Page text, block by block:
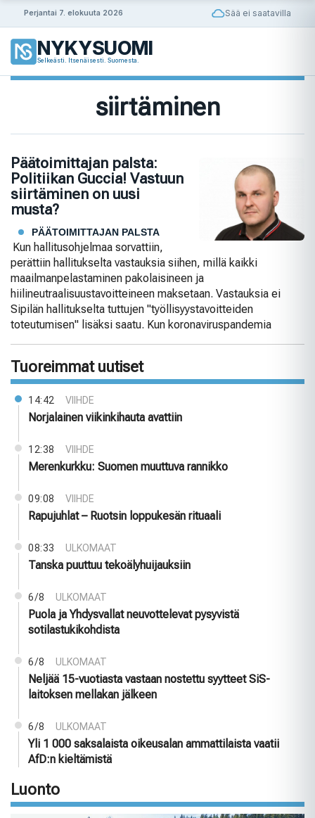
Perjantai 7. elokuuta 2026 Sää ei saatavilla
NYKYSUOMI
Selkeästi. Itsenäisesti. Suomesta.
siirtäminen
Päätoimittajan palsta:
Politiikan Guccia! Vastuun
siirtäminen on uusi
musta?
PÄÄTOIMITTAJAN PALSTA
Kun hallitusohjelmaa sorvattiin,
perättiin hallitukselta vastauksia siihen, millä kaikki
maailmanpelastaminen pakolaisineen ja
hiilineutraalisuustavoitteineen maksetaan. Vastauksia ei
Sipilän hallitukselta tuttujen "työllisyystavoitteiden
toteutumisen" lisäksi saatu. Kun koronaviruspandemia
Tuoreimmat uutiset
14:42 VIIHDE
Norjalainen viikinkihauta avattiin
12:38 VIIHDE
Merenkurkku: Suomen muuttuva rannikko
09:08 VIIHDE
Rapujuhlat – Ruotsin loppukesän rituaali
08:33 ULKOMAAT
Tanska puuttuu tekoälyhuijauksiin
6/8 ULKOMAAT
Puola ja Yhdysvallat neuvottelevat pysyvistä
sotilastukikohdista
6/8 ULKOMAAT
Neljää 15-vuotiasta vastaan nostettu syytteet SiS-
laitoksen mellakan jälkeen
6/8 ULKOMAAT
Yli 1 000 saksalaista oikeusalan ammattilaista vaatii
AfD:n kieltämistä
Luonto